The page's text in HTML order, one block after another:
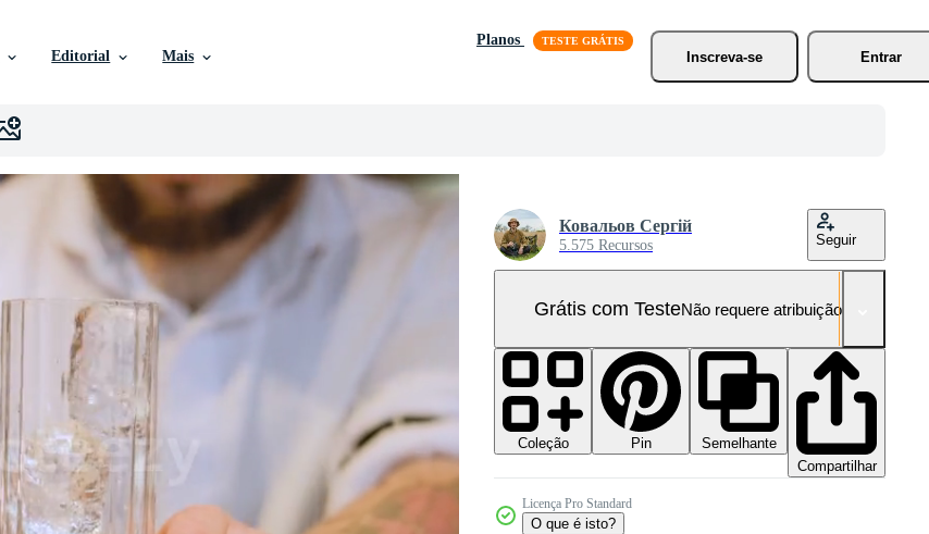
Editorial Mais
Planos
Inscreva-se
Entrar
Ковальов Сергій
5.575 Recursos Seguir
Grátis com TesteNão requere atribuição!
Coleção Pin
Semelhante
Compartilhar
Licença Pro Standard
O que é isto?